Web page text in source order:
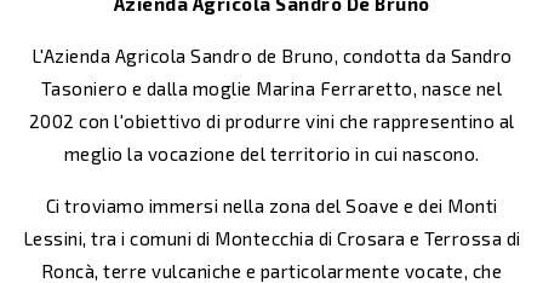
L'Azienda Agricola Sandro de Bruno, condotta da Sandro
Tasoniero e dalla moglie Marina Ferraretto, nasce nel
2002 con l'obiettivo di produrre vini che rappresentino al
meglio la vocazione del territorio in cui nascono.
Ci troviamo immersi nella zona del Soave e dei Monti
Lessini, tra i comuni di Montecchia di Crosara e Terrossa di
Roncà, terre vulcaniche e particolarmente vocate, che